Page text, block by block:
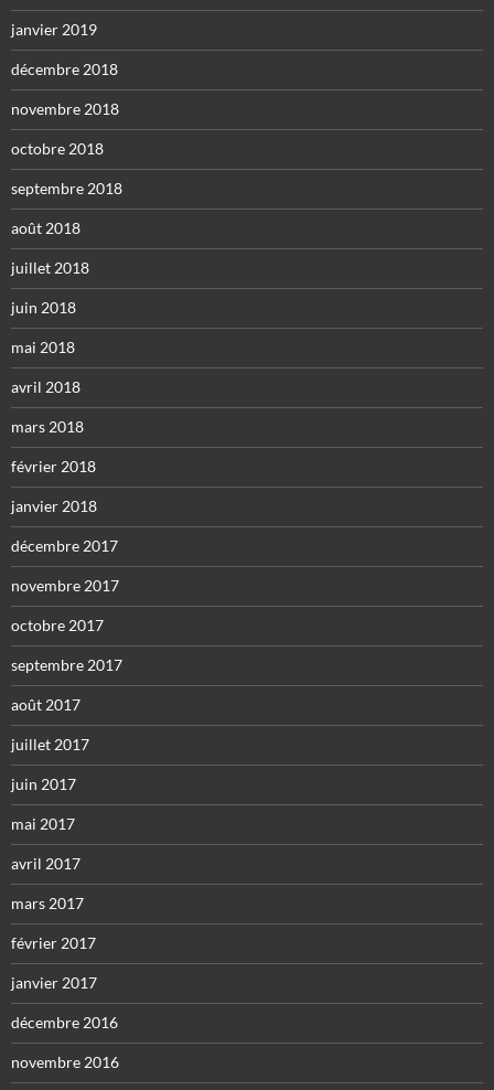
janvier 2019
décembre 2018
novembre 2018
octobre 2018
septembre 2018
août 2018
juillet 2018
juin 2018
mai 2018
avril 2018
mars 2018
février 2018
janvier 2018
décembre 2017
novembre 2017
octobre 2017
septembre 2017
août 2017
juillet 2017
juin 2017
mai 2017
avril 2017
mars 2017
février 2017
janvier 2017
décembre 2016
novembre 2016